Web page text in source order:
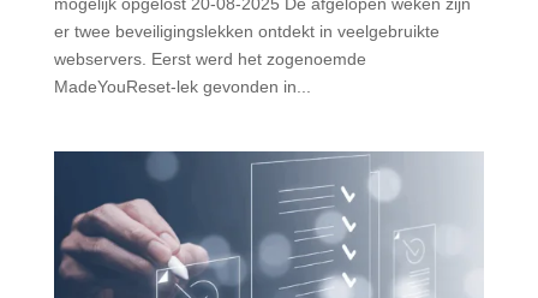
er twee beveiligingslekken ontdekt in veelgebruikte
webservers. Eerst werd het zogenoemde
MadeYouReset-lek gevonden in...